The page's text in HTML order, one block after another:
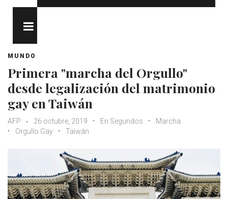
MUNDO
Primera "marcha del Orgullo"
desde legalización del matrimonio
gay en Taiwán
AFP 26 octubre, 2019 En Segundos
Marcha
Orgullo Gay
Taiwán